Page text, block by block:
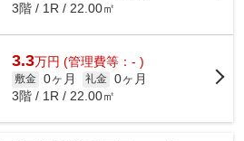
3階 / 1R / 22.00㎡
3.3万円 (管理費等：- )
敷金 0ヶ月 礼金 0ヶ月
3階 / 1R / 22.00㎡